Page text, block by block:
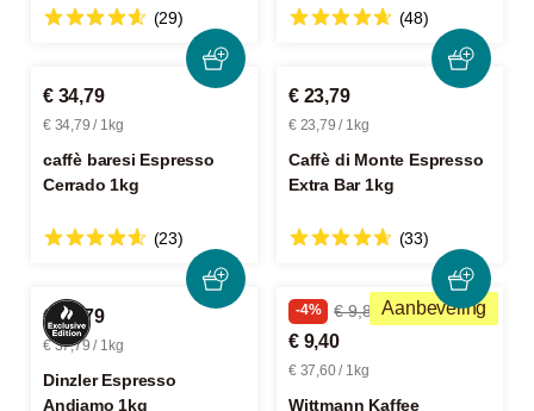
(29) (48)
€ 34,79
€ 34,79 / 1kg
caffè baresi Espresso
Cerrado 1kg
(23)
€ 23,79
€ 23,79 / 1kg
Caffè di Monte Espresso
Extra Bar 1kg
(33)
€ 37,79
€ 37,79 / 1kg
Dinzler Espresso
Andiamo 1kg
Aanbeveling
-4% € 9,89
€ 9,40
€ 37,60 / 1kg
Wittmann Kaffee